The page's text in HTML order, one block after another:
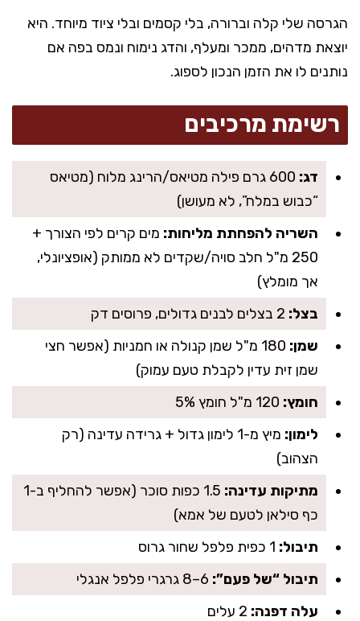
הגרסה שלי קלה וברורה, בלי קסמים ובלי ציוד מיוחד. היא
יוצאת מדהים, ממכר ומעלף, והדג נימוח ונמס בפה אם
נותנים לו את הזמן הנכון לספוג.
רשימת מרכיבים
דג:
600 גרם פילה מטיאס/הרינג מלוח (מטיאס
“כבוש במלח”, לא מעושן)
השריה להפחתת מליחות: מים קרים לפי הצורך +
250 מ"ל חלב סויה/שקדים לא ממותק (אופציונלי,
אך מומלץ)
בצל:
שמן:
180 מ"ל שמן קנולה או חמניות (אפשר חצי
שמן זית עדין לקבלת טעם עמוק)
חומץ:
לימון:
מיץ מ-1 לימון גדול + גרידה עדינה (רק
הצהוב)
מתיקות עדינה:
1.5 כפות סוכר (אפשר להחליף ב-1
כף סילאן לטעם של אמא)
תיבול:
תיבול “של פעם”:
עלה דפנה: